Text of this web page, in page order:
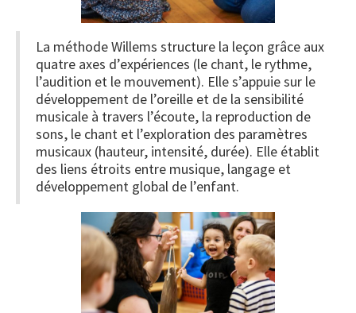
La méthode Willems structure la leçon grâce aux
quatre axes d’expériences (le chant, le rythme,
l’audition et le mouvement). Elle s’appuie sur le
développement de l’oreille et de la sensibilité
musicale à travers l’écoute, la reproduction de
sons, le chant et l’exploration des paramètres
musicaux (hauteur, intensité, durée). Elle établit
des liens étroits entre musique, langage et
développement global de l’enfant.